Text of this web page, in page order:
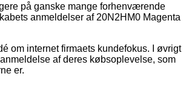
på ganske mange forhenværende
anmeldelser af 20N2HM0 Magenta
om internet firmaets kundefokus. I øvrigt
af deres købsoplevelse, som
er.